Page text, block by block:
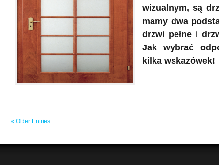
wizualnym, są
mamy dwa
drzwi pełne i
Jak wybrać
kilka wskazówek!
« Older Entries